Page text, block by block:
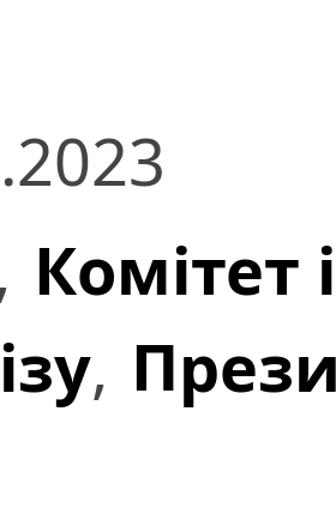
Комітет
,